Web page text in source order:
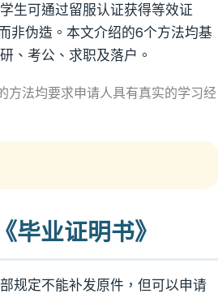
生可通过留服认证获得等效证
非伪造。本文介绍的6个方法均基
、考公、求职及落户。
法均要求申请人具有真实的学习经
业证明书》
规定不能补发原件，但可以申请